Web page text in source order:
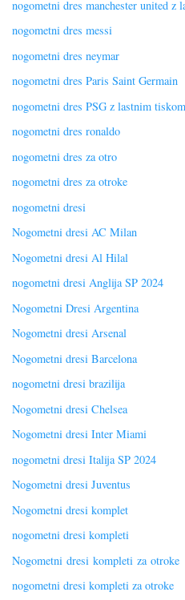
nogometni dres manchester united z
nogometni dres messi
nogometni dres neymar
nogometni dres Paris Saint Germain
nogometni dres PSG z lastnim tiskom
nogometni dres ronaldo
nogometni dres za otro
nogometni dres za otroke
nogometni dresi
Nogometni dresi AC Milan
Nogometni dresi Al Hilal
nogometni dresi Anglija SP 2024
Nogometni Dresi Argentina
Nogometni dresi Arsenal
Nogometni dresi Barcelona
nogometni dresi brazilija
Nogometni dresi Chelsea
Nogometni dresi Inter Miami
nogometni dresi Italija SP 2024
Nogometni dresi Juventus
Nogometni dresi komplet
nogometni dresi kompleti
Nogometni dresi kompleti za otroke
nogometni dresi kompleti za otroke